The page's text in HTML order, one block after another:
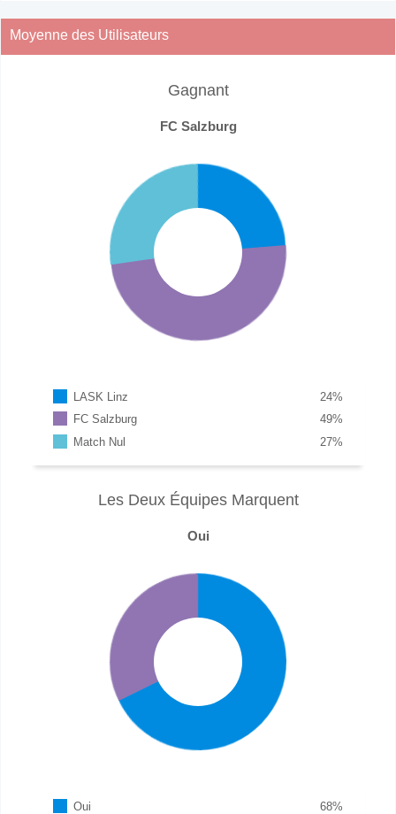
Moyenne des Utilisateurs
Gagnant
FC Salzburg
LASK Linz %
24
FC Salzburg
%
49
Match Nul
%
27
Les Deux Équipes Marquent
Oui
Oui %
68